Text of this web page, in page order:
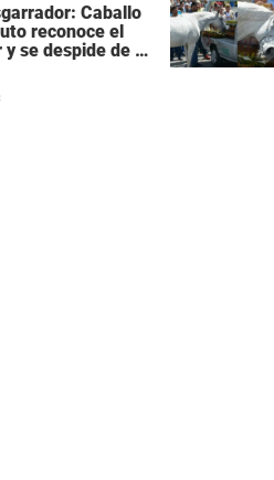
Caballo
reconoce el
y se despide de su